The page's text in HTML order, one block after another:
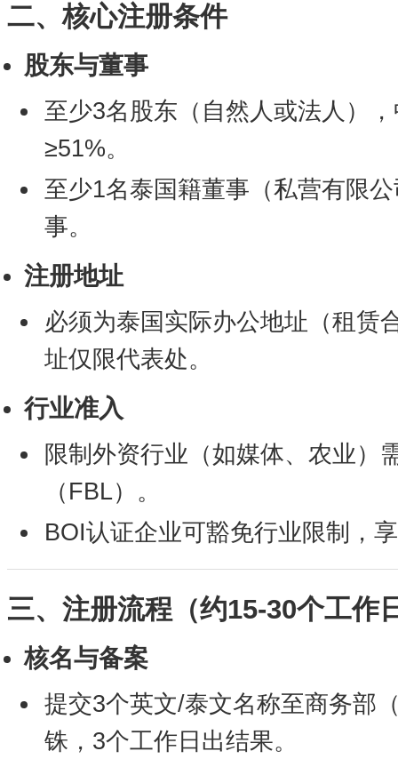
二、核心注册条件
股东与董事
至少3名股东（自然人或法人）
≥51%。
至少1名泰国籍董事（私营有限
事。
注册地址
必须为泰国实际办公地址（租赁
址仅限代表处。
行业准入
限制外资行业（如媒体、农业）
（FBL）。
BOI认证企业可豁免行业限制，
三、注册流程（约15-30个工作
核名与备案
提交3个英文/泰文名称至商务部
铢，3个工作日出结果。